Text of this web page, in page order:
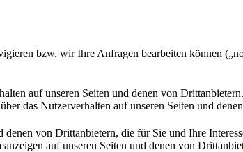
bzw. wir Ihre Anfragen bearbeiten können
auf unseren Seiten und denen von Drittanbietern.
das Nutzerverhalten auf unseren Seiten und
von Drittanbietern, die für Sie und Ihre
auf unseren Seiten und denen von